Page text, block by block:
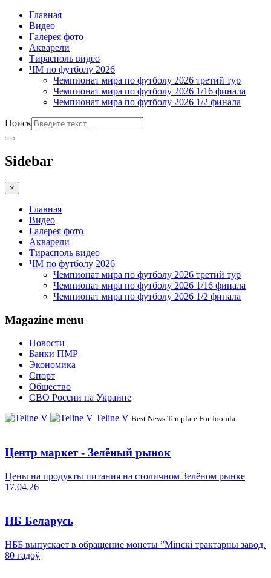
Главная
Видео
Галерея фото
Акварели
Тирасполь видео
ЧМ по футболу 2026
Чемпионат мира по футболу 2026 третий тур
Чемпионат мира по футболу 2026 1/16 финала
Чемпионат мира по футболу 2026 1/2 финала
Поиск
Sidebar
×
Главная
Видео
Галерея фото
Акварели
Тирасполь видео
ЧМ по футболу 2026
Чемпионат мира по футболу 2026 третий тур
Чемпионат мира по футболу 2026 1/16 финала
Чемпионат мира по футболу 2026 1/2 финала
Magazine menu
Новости
Банки ПМР
Экономика
Спорт
Общество
СВО России на Украине
Teline V Best News Template For Joomla
Центр маркет - Зелёный рынок
Цены на продукты питания на столичном Зелёном рынке
17.04.26
НБ Беларусь
НББ выпускает в обращение монеты ”Мінскі трактарны завод.
80 гадоў